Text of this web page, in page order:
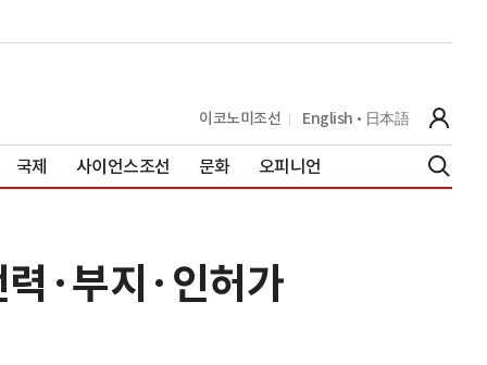
이코노미조선 English 日本語
국제 사이언스조선 문화 오피니언
·부지·인허가